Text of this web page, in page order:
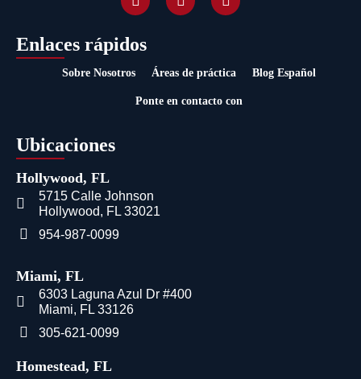
Enlaces rápidos
Sobre Nosotros Áreas de práctica Blog Español
Ponte en contacto con
Ubicaciones
Hollywood, FL
5715 Calle Johnson
Hollywood, FL 33021
954-987-0099
Miami, FL
6303 Laguna Azul Dr #400
Miami, FL 33126
305-621-0099
Homestead, FL